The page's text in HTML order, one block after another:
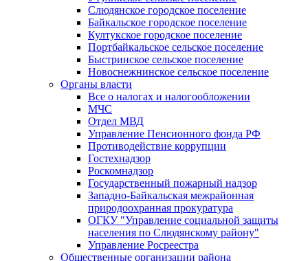
Слюдянское городское поселение
Байкальское городское поселение
Култукское городское поселение
Портбайкальское сельское поселение
Быстринское сельское поселение
Новоснежнинское сельское поселение
Органы власти
Все о налогах и налогообложении
МЧС
Отдел МВД
Управление Пенсионного фонда РФ
Противодействие коррупции
Гостехнадзор
Роскомнадзор
Государственный пожарный надзор
Западно-Байкальская межрайонная
природоохранная прокуратура
ОГКУ "Управление социальной защиты
населения по Слюдянскому району"
Управление Росреестра
Общественные организации района